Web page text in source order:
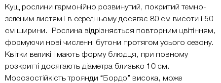
Кущ рослини гармонійно розвинутий, покритий темно-
зеленим листям і в середньому досягає 80 см висоти і 50
см ширини. Рослина відрізняється повторним цвітінням,
формуючи нові численні бутони протягом усього сезону.
Квітки великі і мають форму блюдця, при повному
розкритті досягають діаметра близько 10 см.
Морозостійкість троянди “Бордо” висока, може